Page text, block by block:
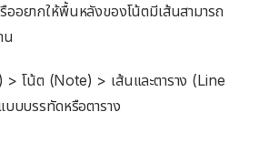
ออยากให้พื้นหลังของโน้ตมีเส้นสามารถ
น
> โน้ต (Note) > เส้นและตาราง (Line
บบรรทัดหรือตาราง